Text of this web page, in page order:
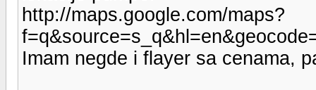
http://maps.google.com/maps?
Imam negde i flayer sa cenama,